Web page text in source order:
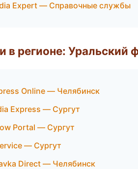
Expert — Справочные службы
в регионе: Уральский
Online — Челябинск
Express — Сургут
Portal — Сургут
— Сургут
Direct — Челябинск